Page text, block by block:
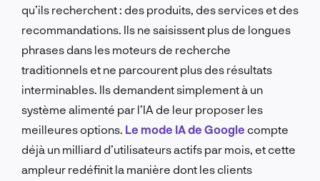
qu’ils recherchent : des produits, des services et des
recommandations. Ils ne saisissent plus de longues
phrases dans les moteurs de recherche
traditionnels et ne parcourent plus des résultats
interminables. Ils demandent simplement à un
système alimenté par l’IA de leur proposer les
meilleures options. Le mode IA de Google compte
déjà un milliard d’utilisateurs actifs par mois, et cette
ampleur redéfinit la manière dont les clients